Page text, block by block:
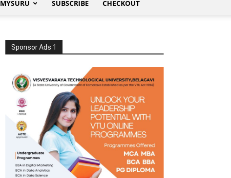
MYSURU SUBSCRIBE CHECKOUT
Sponsor Ads 1